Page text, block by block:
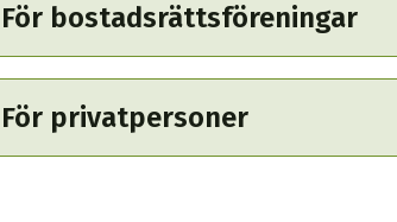
För bostadsrättsföreningar
För privatpersoner